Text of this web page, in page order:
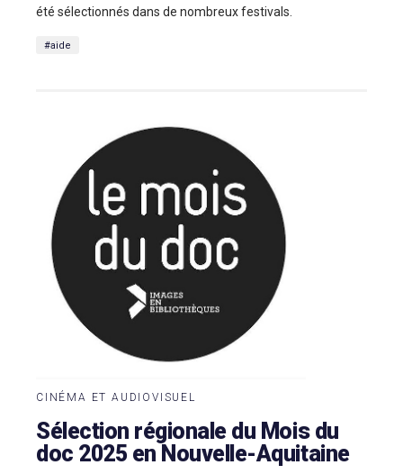
été sélectionnés dans de nombreux festivals.
#aide
CINÉMA ET AUDIOVISUEL
Sélection régionale du Mois du
doc 2025 en Nouvelle-Aquitaine